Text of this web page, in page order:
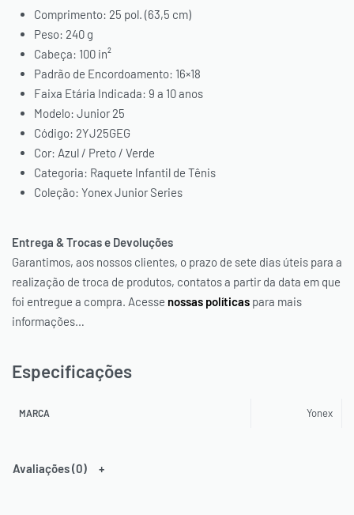
Comprimento: 25 pol. (63,5 cm)
Peso: 240 g
Cabeça: 100 in²
Padrão de Encordoamento: 16×18
Faixa Etária Indicada: 9 a 10 anos
Modelo: Junior 25
Código: 2YJ25GEG
Cor: Azul / Preto / Verde
Categoria: Raquete Infantil de Tênis
Coleção: Yonex Junior Series
Entrega & Trocas e Devoluções
Garantimos, aos nossos clientes, o prazo de sete dias úteis para a
realização de troca de produtos, contatos a partir da data em que
foi entregue a compra. Acesse nossas políticas para mais
informações…
Especificações
MARCA Yonex
Avaliações (0)